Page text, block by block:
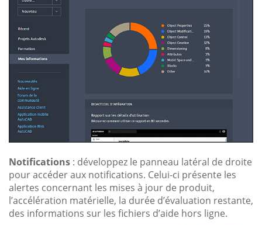
Notifications : développez le panneau latéral de droite
pour accéder aux notifications. Celui-ci présente les
alertes concernant les mises à jour de produit,
l’accélération matérielle, la durée d’évaluation restante,
des informations sur les fichiers d’aide hors ligne.